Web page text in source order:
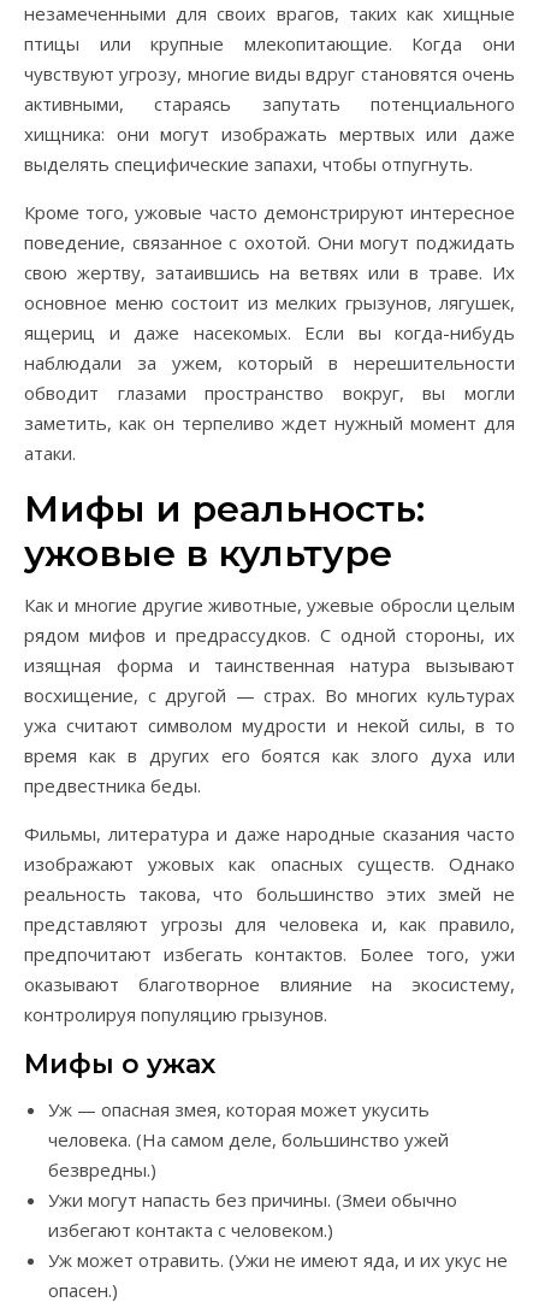
незамеченными для своих врагов, таких как хищные
птицы или крупные млекопитающие. Когда они
чувствуют угрозу, многие виды вдруг становятся очень
активными, стараясь запутать потенциального
хищника: они могут изображать мертвых или даже
выделять специфические запахи, чтобы отпугнуть.
Кроме того, ужовые часто демонстрируют интересное
поведение, связанное с охотой. Они могут поджидать
свою жертву, затаившись на ветвях или в траве. Их
основное меню состоит из мелких грызунов, лягушек,
ящериц и даже насекомых. Если вы когда-нибудь
наблюдали за ужем, который в нерешительности
обводит глазами пространство вокруг, вы могли
заметить, как он терпеливо ждет нужный момент для
атаки.
Мифы и реальность:
ужовые в культуре
Как и многие другие животные, ужевые обросли целым
рядом мифов и предрассудков. С одной стороны, их
изящная форма и таинственная натура вызывают
восхищение, с другой — страх. Во многих культурах
ужа считают символом мудрости и некой силы, в то
время как в других его боятся как злого духа или
предвестника беды.
Фильмы, литература и даже народные сказания часто
изображают ужовых как опасных существ. Однако
реальность такова, что большинство этих змей не
представляют угрозы для человека и, как правило,
предпочитают избегать контактов. Более того, ужи
оказывают благотворное влияние на экосистему,
контролируя популяцию грызунов.
Мифы о ужах
Уж — опасная змея, которая может укусить
человека. (На самом деле, большинство ужей
безвредны.)
Ужи могут напасть без причины. (Змеи обычно
избегают контакта с человеком.)
Уж может отравить. (Ужи не имеют яда, и их укус не
опасен.)